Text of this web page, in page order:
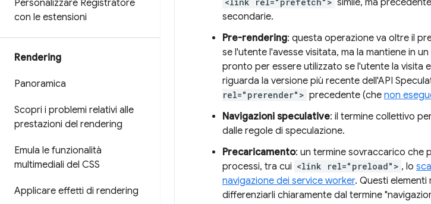
Personalizzare Registratore
con le estensioni
Rendering
Panoramica
Scopri i problemi relativi alle
prestazioni del rendering
Emula le funzionalità
multimediali del CSS
Applicare effetti di rendering
simile, ma
secondarie.
Pre-rendering: questa operazione va oltre il
se l'utente l'avesse visitata, ma la mantiene in
pronto per essere utilizzato se l'utente la
riguarda la versione più recente dell'API
rel="prerender"> precedente (che non
Navigazioni speculative: il termine collettivo
dalle regole di speculazione.
Precaricamento: un termine sovraccarico che
processi, tra cui <link rel="preload"> , lo
navigazione dei service worker. Questi
differenziarli chiaramente dal termine